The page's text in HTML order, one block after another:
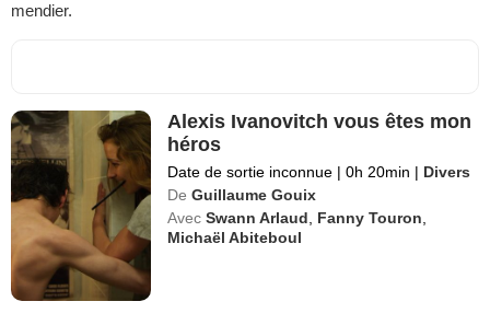
mendier.
Alexis Ivanovitch vous êtes mon
héros
Date de sortie inconnue | 0h 20min | Divers
De Guillaume Gouix
Avec Swann Arlaud Fanny Touron
Michaël Abiteboul